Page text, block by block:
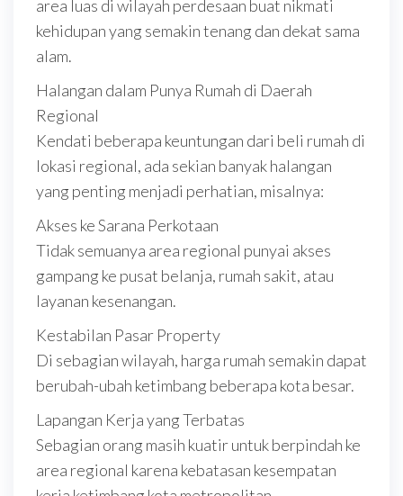
area luas di wilayah perdesaan buat nikmati
kehidupan yang semakin tenang dan dekat sama
alam.
Halangan dalam Punya Rumah di Daerah
Regional
Kendati beberapa keuntungan dari beli rumah di
lokasi regional, ada sekian banyak halangan
yang penting menjadi perhatian, misalnya:
Akses ke Sarana Perkotaan
Tidak semuanya area regional punyai akses
gampang ke pusat belanja, rumah sakit, atau
layanan kesenangan.
Kestabilan Pasar Property
Di sebagian wilayah, harga rumah semakin dapat
berubah-ubah ketimbang beberapa kota besar.
Lapangan Kerja yang Terbatas
Sebagian orang masih kuatir untuk berpindah ke
area regional karena kebatasan kesempatan